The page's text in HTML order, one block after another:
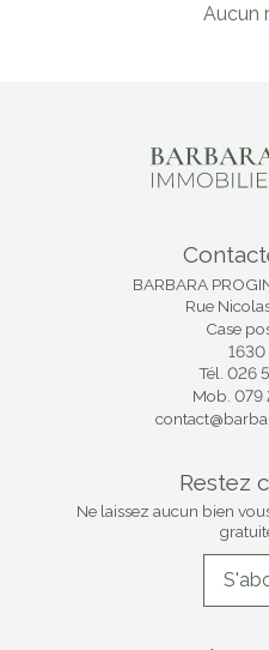
Aucun
BARBARA
Rue
Case
Tél. 026
Mob. 079
Restez
Ne laissez aucun bien